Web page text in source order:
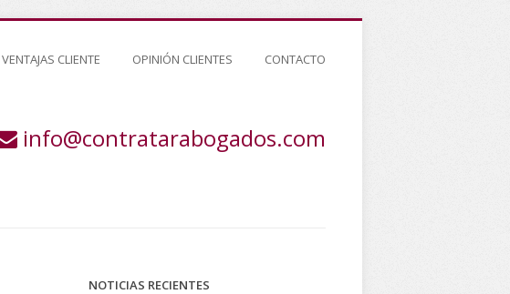
VENTAJAS CLIENTE OPINIÓN CLIENTES CONTACTO
info@contratarabogados.com
NOTICIAS RECIENTES